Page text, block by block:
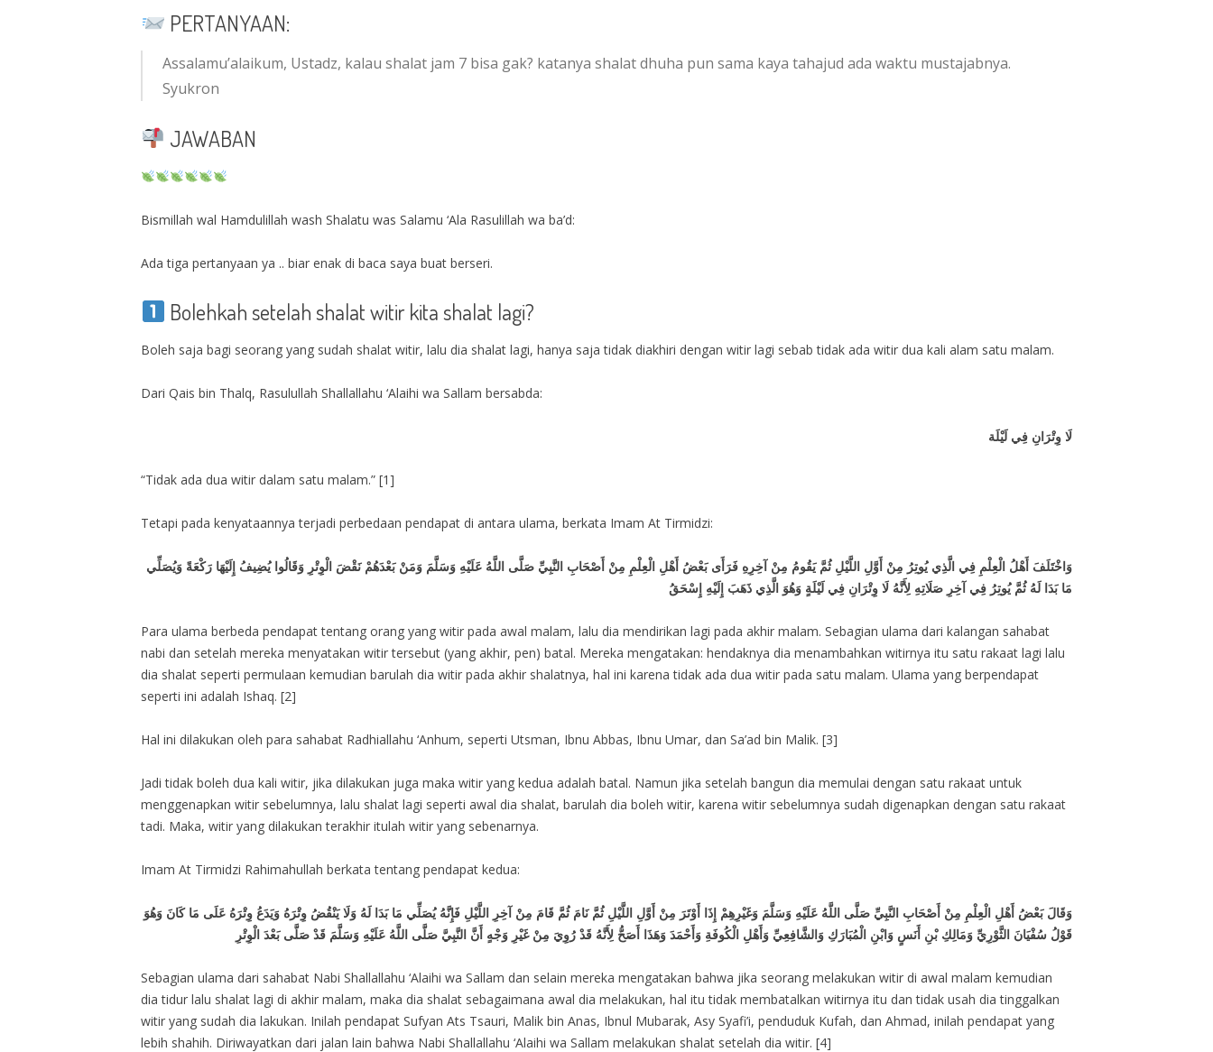
PERTANYAAN:
Assalamu’alaikum, Ustadz, kalau shalat jam 7 bisa gak? katanya shalat dhuha pun sama kaya tahajud ada waktu mustajabnya.
Syukron
JAWABAN
Bismillah wal Hamdulillah wash Shalatu was Salamu ‘Ala Rasulillah wa ba’d:
Ada tiga pertanyaan ya .. biar enak di baca saya buat berseri.
Bolehkah setelah shalat witir kita shalat lagi?
Boleh saja bagi seorang yang sudah shalat witir, lalu dia shalat lagi, hanya saja tidak diakhiri dengan witir lagi sebab tidak ada witir dua kali alam satu malam.
Dari Qais bin Thalq, Rasulullah Shallallahu ‘Alaihi wa Sallam bersabda:
لَا وِتْرَانِ فِي لَيْلَة
“Tidak ada dua witir dalam satu malam.” [1]
Tetapi pada kenyataannya terjadi perbedaan pendapat di antara ulama, berkata Imam At Tirmidzi:
وَاخْتَلَفَ أَهْلُ الْعِلْمِ فِي الَّذِي يُوتِرُ مِنْ أَوَّلِ اللَّيْلِ ثُمَّ يَقُومُ مِنْ آخِرِهِ فَرَأَى بَعْضُ أَهْلِ الْعِلْمِ مِنْ أَصْحَابِ النَّبِيِّ صَلَّى اللَّهُ عَلَيْهِ وَسَلَّمَ وَمَنْ بَعْدَهُمْ نَقْضَ الْوِتْرِ وَقَالُوا يُضِيفُ إِلَيْهَا رَكْعَةً وَيُصَلِّي
مَا بَدَا لَهُ ثُمَّ يُوتِرُ فِي آخِرِ صَلَاتِهِ لِأَنَّهُ لَا وِتْرَانِ فِي لَيْلَةٍ وَهُوَ الَّذِي ذَهَبَ إِلَيْهِ إِسْحَقُ
Para ulama berbeda pendapat tentang orang yang witir pada awal malam, lalu dia mendirikan lagi pada akhir malam. Sebagian ulama dari kalangan sahabat
nabi dan setelah mereka menyatakan witir tersebut (yang akhir, pen) batal. Mereka mengatakan: hendaknya dia menambahkan witirnya itu satu rakaat lagi lalu
dia shalat seperti permulaan kemudian barulah dia witir pada akhir shalatnya, hal ini karena tidak ada dua witir pada satu malam. Ulama yang berpendapat
seperti ini adalah Ishaq. [2]
Hal ini dilakukan oleh para sahabat Radhiallahu ‘Anhum, seperti Utsman, Ibnu Abbas, Ibnu Umar, dan Sa’ad bin Malik. [3]
Jadi tidak boleh dua kali witir, jika dilakukan juga maka witir yang kedua adalah batal. Namun jika setelah bangun dia memulai dengan satu rakaat untuk
menggenapkan witir sebelumnya, lalu shalat lagi seperti awal dia shalat, barulah dia boleh witir, karena witir sebelumnya sudah digenapkan dengan satu rakaat
tadi. Maka, witir yang dilakukan terakhir itulah witir yang sebenarnya.
Imam At Tirmidzi Rahimahullah berkata tentang pendapat kedua:
وَقَالَ بَعْضُ أَهْلِ الْعِلْمِ مِنْ أَصْحَابِ النَّبِيِّ صَلَّى اللَّهُ عَلَيْهِ وَسَلَّمَ وَغَيْرِهِمْ إِذَا أَوْتَرَ مِنْ أَوَّلِ اللَّيْلِ ثُمَّ نَامَ ثُمَّ قَامَ مِنْ آخِرِ اللَّيْلِ فَإِنَّهُ يُصَلِّي مَا بَدَا لَهُ وَلَا يَنْقُضُ وِتْرَهُ وَيَدَعُ وِتْرَهُ عَلَى مَا كَانَ وَهُوَ
قَوْلُ سُفْيَانَ الثَّوْرِيِّ وَمَالِكِ بْنِ أَنَسٍ وَابْنِ الْمُبَارَكِ وَالشَّافِعِيِّ وَأَهْلِ الْكُوفَةِ وَأَحْمَدَ وَهَذَا أَصَحُّ لِأَنَّهُ قَدْ رُوِيَ مِنْ غَيْرِ وَجْهٍ أَنَّ النَّبِيَّ صَلَّى اللَّهُ عَلَيْهِ وَسَلَّمَ قَدْ صَلَّى بَعْدَ الْوِتْرِ
Sebagian ulama dari sahabat Nabi Shallallahu ‘Alaihi wa Sallam dan selain mereka mengatakan bahwa jika seorang melakukan witir di awal malam kemudian
dia tidur lalu shalat lagi di akhir malam, maka dia shalat sebagaimana awal dia melakukan, hal itu tidak membatalkan witirnya itu dan tidak usah dia tinggalkan
witir yang sudah dia lakukan. Inilah pendapat Sufyan Ats Tsauri, Malik bin Anas, Ibnul Mubarak, Asy Syafi’i, penduduk Kufah, dan Ahmad, inilah pendapat yang
lebih shahih. Diriwayatkan dari jalan lain bahwa Nabi Shallallahu ‘Alaihi wa Sallam melakukan shalat setelah dia witir. [4]